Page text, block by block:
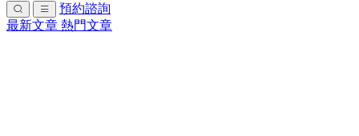
預約諮詢
最新文章 熱門文章